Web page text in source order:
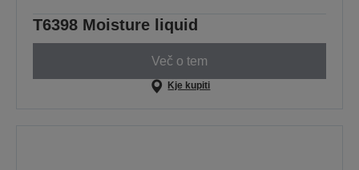
T6398 Moisture liquid
Več o tem
Kje kupiti